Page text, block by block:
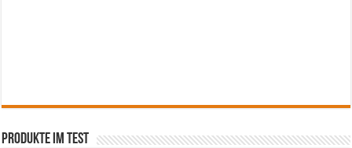
Produkte im Test